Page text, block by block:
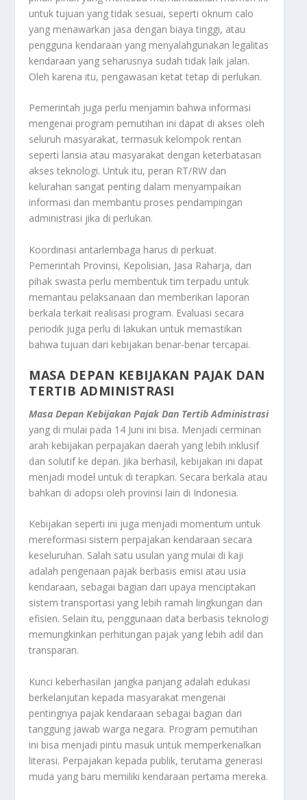
untuk tujuan yang tidak sesuai, seperti oknum calo
yang menawarkan jasa dengan biaya tinggi, atau
pengguna kendaraan yang menyalahgunakan legalitas
kendaraan yang seharusnya sudah tidak laik jalan.
Oleh karena itu, pengawasan ketat tetap di perlukan.
Pemerintah juga perlu menjamin bahwa informasi
mengenai program pemutihan ini dapat di akses oleh
seluruh masyarakat, termasuk kelompok rentan
seperti lansia atau masyarakat dengan keterbatasan
akses teknologi. Untuk itu, peran RT/RW dan
kelurahan sangat penting dalam menyampaikan
informasi dan membantu proses pendampingan
administrasi jika di perlukan.
Koordinasi antarlembaga harus di perkuat.
Pemerintah Provinsi, Kepolisian, Jasa Raharja, dan
pihak swasta perlu membentuk tim terpadu untuk
memantau pelaksanaan dan memberikan laporan
berkala terkait realisasi program. Evaluasi secara
periodik juga perlu di lakukan untuk memastikan
bahwa tujuan dari kebijakan benar-benar tercapai.
MASA DEPAN KEBIJAKAN PAJAK DAN
TERTIB ADMINISTRASI
Masa Depan Kebijakan Pajak Dan Tertib Administrasi
yang di mulai pada 14 Juni ini bisa. Menjadi cerminan
arah kebijakan perpajakan daerah yang lebih inklusif
dan solutif ke depan. Jika berhasil, kebijakan ini dapat
menjadi model untuk di terapkan. Secara berkala atau
bahkan di adopsi oleh provinsi lain di Indonesia.
Kebijakan seperti ini juga menjadi momentum untuk
mereformasi sistem perpajakan kendaraan secara
keseluruhan. Salah satu usulan yang mulai di kaji
adalah pengenaan pajak berbasis emisi atau usia
kendaraan, sebagai bagian dari upaya menciptakan
sistem transportasi yang lebih ramah lingkungan dan
efisien. Selain itu, penggunaan data berbasis teknologi
memungkinkan perhitungan pajak yang lebih adil dan
transparan.
Kunci keberhasilan jangka panjang adalah edukasi
berkelanjutan kepada masyarakat mengenai
pentingnya pajak kendaraan sebagai bagian dari
tanggung jawab warga negara. Program pemutihan
ini bisa menjadi pintu masuk untuk memperkenalkan
literasi. Perpajakan kepada publik, terutama generasi
muda yang baru memiliki kendaraan pertama mereka.